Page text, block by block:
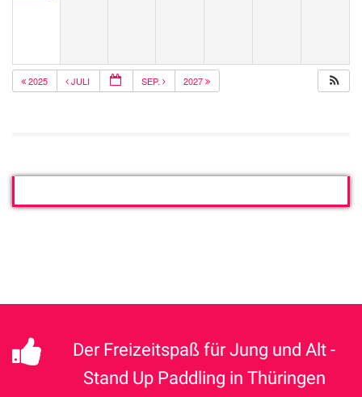
2025 JULI SEP. 2027
Der Freizeitspaß für Jung und Alt -
Stand Up Paddling in Thüringen